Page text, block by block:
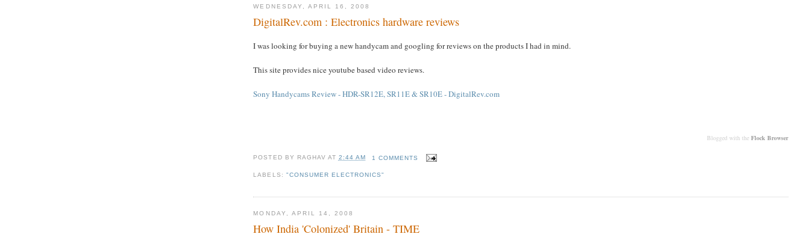
WEDNESDAY, APRIL 16, 2008
DigitalRev.com : Electronics hardware reviews
I was looking for buying a new handycam and googling for reviews on the products I had in mind.
This site provides nice youtube based video reviews.
Sony Handycams Review - HDR-SR12E, SR11E & SR10E - DigitalRev.com
Blogged with the Flock Browser
POSTED BY RAGHAV AT 2:44 AM 1 COMMENTS
LABELS: "CONSUMER ELECTRONICS"
MONDAY, APRIL 14, 2008
How India 'Colonized' Britain - TIME